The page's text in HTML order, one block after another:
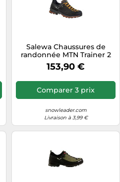
Salewa Chaussures de
randonnée MTN Trainer 2
Gore-Tex Homme 11
(black/carrot)
153,90 €
Comparer 3 prix
snowleader.com
Livraison à 3,99 €